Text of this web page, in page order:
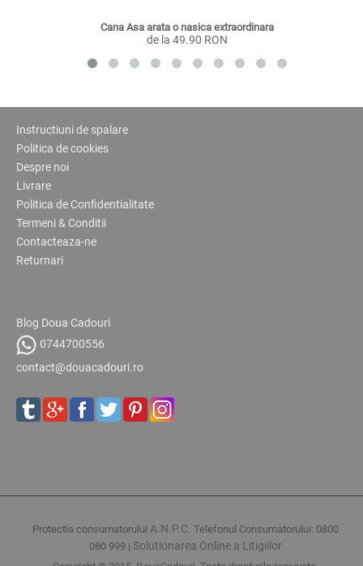
Cana Asa arata o nasica extraordinara
de la 49.90 RON
Instructiuni de spalare
Politica de cookies
Despre noi
Livrare
Politica de Confidentialitate
Termeni & Conditii
Contacteaza-ne
Returnari
Blog Doua Cadouri
0744700556
contact@douacadouri.ro
Protectia consumatorului A.N.P.C. Telefonul Consumatorului: 0800
080 999 | Solutionarea Online a Litigiilor